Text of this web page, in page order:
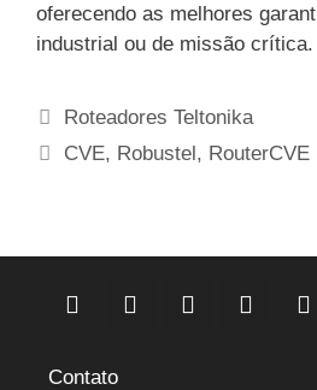
oferecendo as melhores
industrial ou de missão crítica.
Categorias
Roteadores Teltonika
Etiquetas
CVE, Robustel, RouterCVE
Contato